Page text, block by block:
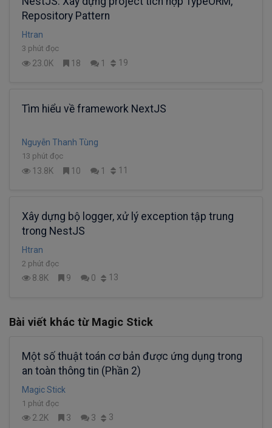
Repository Pattern
Htran
3 phút đọc
23.0K 18 1 19
Tìm hiểu về framework NextJS
Nguyễn Thanh Tùng
13 phút đọc
13.8K 10 1 11
Xây dựng bộ logger, xử lý exception tập trung
trong NestJS
Htran
2 phút đọc
8.8K 9 0 13
Bài viết khác từ Magic Stick
Một số thuật toán cơ bản được ứng dụng trong
an toàn thông tin (Phần 2)
Magic Stick
1 phút đọc
2.2K 3 3 3